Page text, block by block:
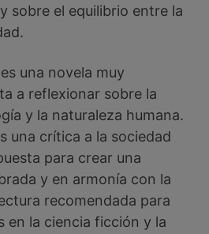
sobre el equilibrio entre la
una novela muy
a reflexionar sobre la
y la naturaleza humana.
una crítica a la sociedad
para crear una
y en armonía con la
recomendada para
en la ciencia ficción y la